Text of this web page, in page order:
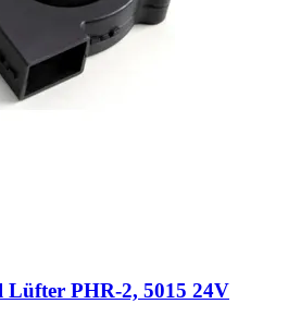
Lüfter PHR-​2, 5015 24V